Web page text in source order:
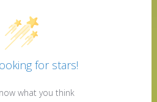
for stars!
what you think